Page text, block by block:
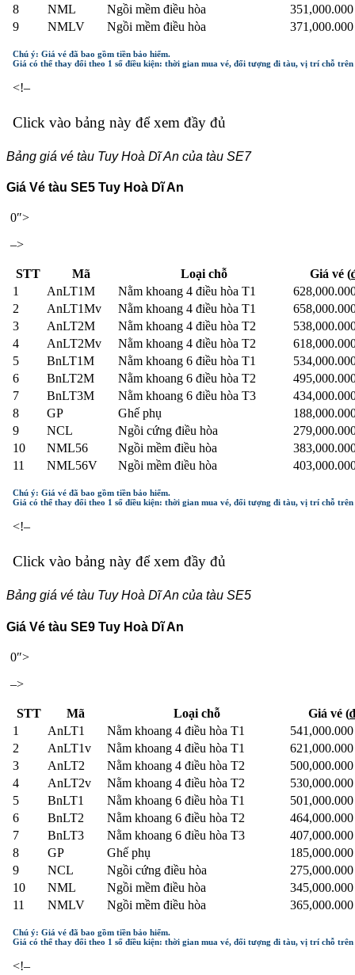
8
NML Ngồi mềm điều hòa
351,000.000
9
NMLV Ngồi mềm điều hòa 371,000.000
Chú ý: Giá vé đã bao gồm tiền bảo hiểm.
Giá có thể thay đổi theo 1 số điều kiện: thời gian mua vé, đối tượng đi tàu, vị trí chỗ
<!–
Click vào bảng này để xem đầy đủ
Bảng giá vé tàu Tuy Hoà Dĩ An của tàu SE7
Giá Vé tàu SE5 Tuy Hoà Dĩ An
0″>
–>
STT Mã Loại chỗ
Giá vé
1
AnLT1M Nằm khoang 4 điều hòa T1
2
AnLT1Mv Nằm khoang 4 điều hòa T1
3
AnLT2M Nằm khoang 4 điều hòa T2
4
AnLT2Mv Nằm khoang 4 điều hòa T2
5
BnLT1M Nằm khoang 6 điều hòa T1
6
BnLT2M Nằm khoang 6 điều hòa T2
7
BnLT3M Nằm khoang 6 điều hòa T3
8
GP Ghế phụ
9
NCL Ngồi cứng điều hòa
10
NML56 Ngồi mềm điều hòa
11
NML56V Ngồi mềm điều hòa
Chú ý: Giá vé đã bao gồm tiền bảo hiểm.
Giá có thể thay đổi theo 1 số điều kiện: thời gian mua vé, đối tượng đi tàu, vị trí chỗ
<!–
Click vào bảng này để xem đầy đủ
Bảng giá vé tàu Tuy Hoà Dĩ An của tàu SE5
Giá Vé tàu SE9 Tuy Hoà Dĩ An
0″>
–>
STT Mã Loại chỗ
Giá vé
1
AnLT1 Nằm khoang 4 điều hòa T1
541,000.000
2
AnLT1v Nằm khoang 4 điều hòa T1
621,000.000
3
AnLT2 Nằm khoang 4 điều hòa T2
500,000.000
4
AnLT2v Nằm khoang 4 điều hòa T2
530,000.000
5
BnLT1 Nằm khoang 6 điều hòa T1
501,000.000
6
BnLT2 Nằm khoang 6 điều hòa T2
464,000.000
7
BnLT3 Nằm khoang 6 điều hòa T3
407,000.000
8
GP Ghế phụ
185,000.000
9
NCL Ngồi cứng điều hòa
275,000.000
10
NML Ngồi mềm điều hòa
345,000.000
11
NMLV Ngồi mềm điều hòa 365,000.000
Chú ý: Giá vé đã bao gồm tiền bảo hiểm.
Giá có thể thay đổi theo 1 số điều kiện: thời gian mua vé, đối tượng đi tàu, vị trí chỗ
<!–